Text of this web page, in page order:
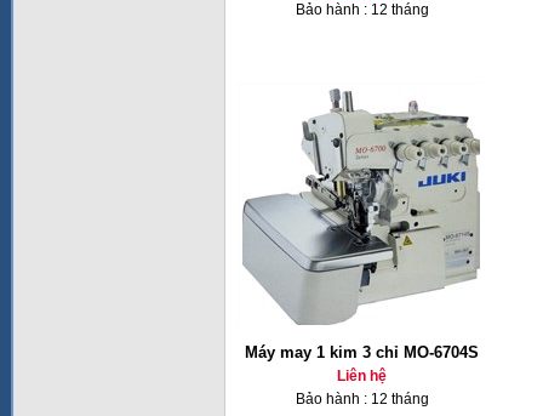
Bảo hành : 12 tháng
Máy may 1 kim 3 chỉ MO-6704S
Liên hệ
Bảo hành : 12 tháng